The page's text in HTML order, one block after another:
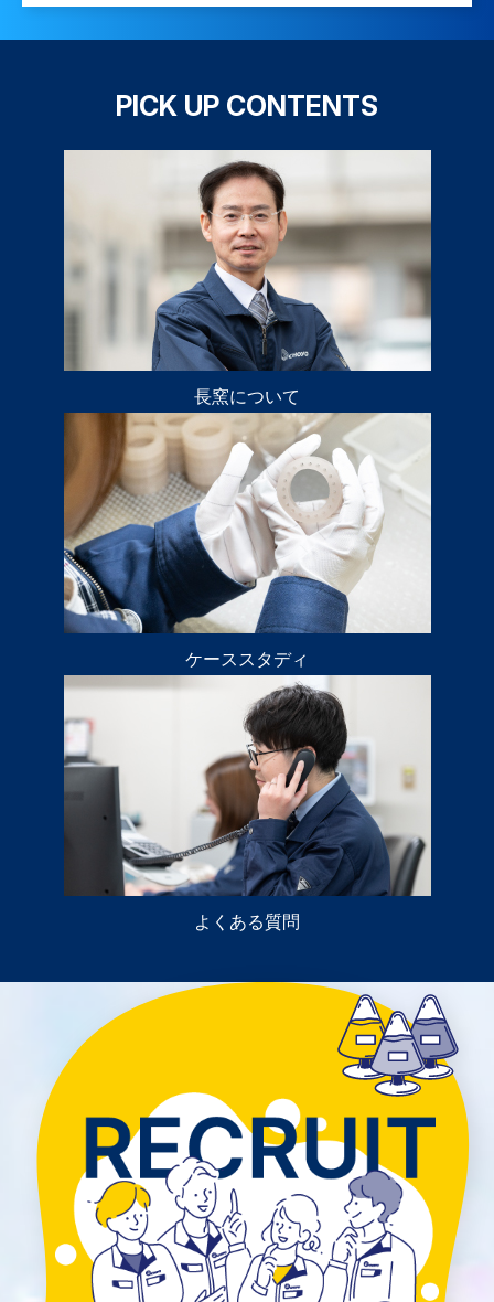
PICK UP CONTENTS
長窯について
ケーススタディ
よくある質問